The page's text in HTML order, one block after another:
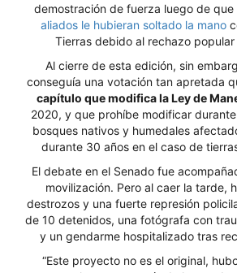
demostración de fuerza luego de que
aliados le hubieran soltado la mano
Tierras debido al rechazo
Al cierre de esta edición, sin
conseguía una votación tan apretada
capítulo que modifica la Ley de
2020, y que prohíbe modificar
bosques nativos y humedales
durante 30 años en el caso de
El debate en el Senado fue
movilización. Pero al caer la tarde,
destrozos y una fuerte represión
de 10 detenidos, una fotógrafa con
y un gendarme hospitalizado tras
“Este proyecto no es el original,